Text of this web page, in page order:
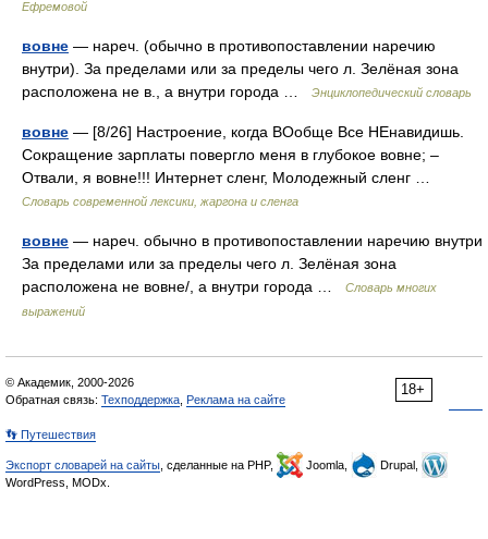
Ефремовой
вовне — нареч. (обычно в противопоставлении наречию
внутри). За пределами или за пределы чего л. Зелёная зона
расположена не в., а внутри города …
Энциклопедический словарь
вовне — [8/26] Настроение, когда ВОобще Все НЕнавидишь.
Сокращение зарплаты повергло меня в глубокое вовне; –
Отвали, я вовне!!! Интернет сленг, Молодежный сленг …
Cловарь современной лексики, жаргона и сленга
вовне — нареч. обычно в противопоставлении наречию внутри
За пределами или за пределы чего л. Зелёная зона
расположена не вовне/, а внутри города …
Словарь многих
выражений
18+
© Академик, 2000-2026
Обратная связь: Техподдержка Реклама на сайте
👣 Путешествия
Экспорт словарей на сайты , сделанные на PHP, Joomla,
Drupal,
WordPress, MODx.